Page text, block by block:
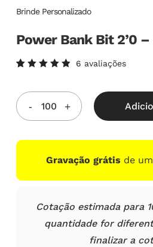
Brinde Personalizado
Power Bank Bit 2’0
5.00de
5, com
baseado
em
clientes
6 avaliações
Gravação grátis de
Cotação estimada para
quantidade for
finalizar a